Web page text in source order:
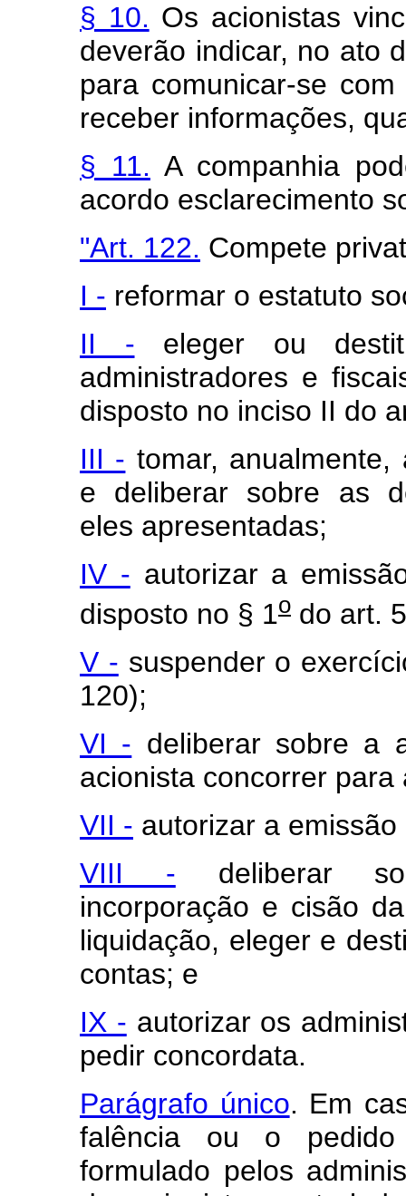
§ 10. Os acionistas
deverão indicar, no ato
para comunicar-se
receber informações,
§ 11. A companhia
acordo esclarecimento
"Art. 122. Compete
I - reformar o estatuto
II - eleger ou
administradores e
disposto no inciso II do
III - tomar,
e deliberar sobre as
eles apresentadas;
IV - autorizar a
disposto no § 1o do art.
V - suspender o
120);
VI - deliberar sobre a
acionista concorrer
VII - autorizar a
VIII - deliberar
incorporação e cisão
liquidação, eleger e
contas; e
IX - autorizar os
pedir concordata.
Parágrafo único. Em
falência ou o
formulado pelos